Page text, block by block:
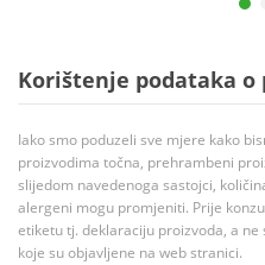
Korištenje podataka o
Iako smo poduzeli sve mjere kako
proizvodima točna, prehrambeni
slijedom navedenoga sastojci,
alergeni mogu promjeniti. Prije
etiketu tj. deklaraciju proizvoda, a
koje su objavljene na web stranici.